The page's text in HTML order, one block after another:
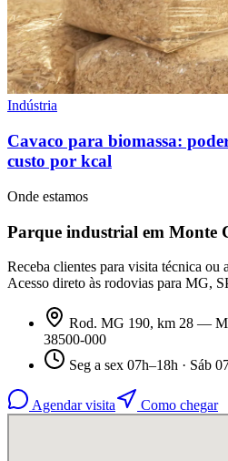
Indústria
Cavaco para biomassa:
custo por kcal
Onde estamos
Parque industrial em Monte
Receba clientes para visita técnica ou
Acesso direto às rodovias para MG,
Rod. MG 190, km 28 —
38500-000
Seg a sex 07h–18h · Sáb
Agendar visita Como chegar